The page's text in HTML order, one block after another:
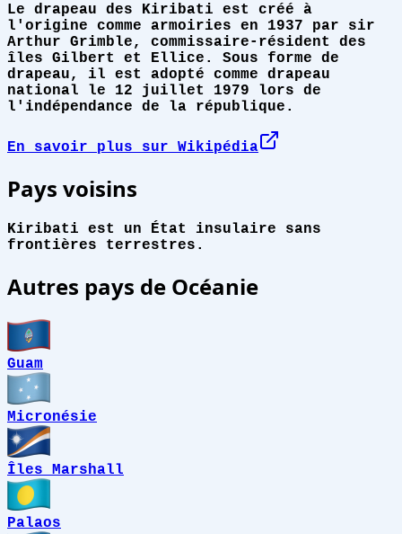
Le drapeau des Kiribati est créé à
l'origine comme armoiries en 1937 par sir
Arthur Grimble, commissaire-résident des
îles Gilbert et Ellice. Sous forme de
drapeau, il est adopté comme drapeau
national le 12 juillet 1979 lors de
l'indépendance de la république.
En savoir plus sur Wikipédia
Pays voisins
Kiribati est un État insulaire sans
frontières terrestres.
Autres pays de Océanie
Guam
Micronésie
Îles Marshall
Palaos